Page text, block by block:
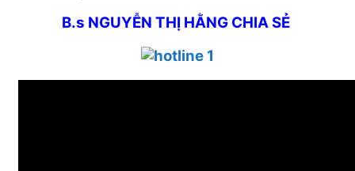
B.s NGUYỄN THỊ HẰNG CHIA SẺ